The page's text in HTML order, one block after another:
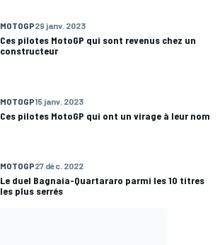
MOTOGP29 janv. 2023
Ces pilotes MotoGP qui sont revenus chez un
constructeur
MOTOGP15 janv. 2023
Ces pilotes MotoGP qui ont un virage à leur nom
MOTOGP27 déc. 2022
Le duel Bagnaia-Quartararo parmi les 10 titres
les plus serrés